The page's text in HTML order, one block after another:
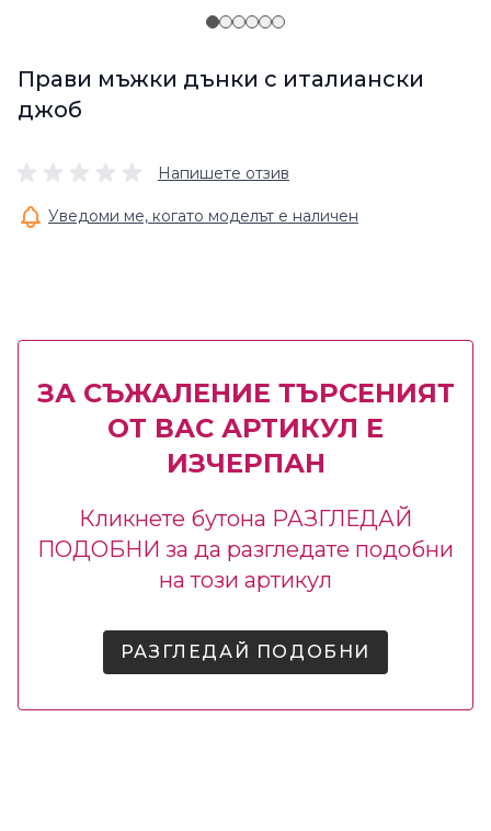
Прави мъжки дънки с италиански
джоб
Напишете отзив
Уведоми ме, когато моделът е наличен
ЗА СЪЖАЛЕНИЕ ТЪРСЕНИЯТ
ОТ ВАС АРТИКУЛ Е
ИЗЧЕРПАН
Кликнете бутона РАЗГЛЕДАЙ
ПОДОБНИ за да разгледате подобни
на този артикул
РАЗГЛЕДАЙ ПОДОБНИ